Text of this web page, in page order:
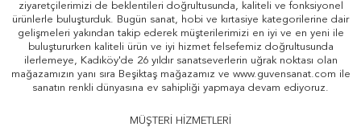
ziyaretçilerimizi de beklentileri doğrultusunda, kaliteli ve fonksiyonel
ürünlerle buluşturduk. Bugün sanat, hobi ve kırtasiye kategorilerine dair
gelişmeleri yakından takip ederek müşterilerimizi en iyi ve en yeni ile
buluştururken kaliteli ürün ve iyi hizmet felsefemiz doğrultusunda
ilerlemeye, Kadıköy'de 26 yıldır sanatseverlerin uğrak noktası olan
mağazamızın yanı sıra Beşiktaş mağazamız ve www.guvensanat.com ile
sanatın renkli dünyasına ev sahipliği yapmaya devam ediyoruz.
MÜŞTERİ HİZMETLERİ